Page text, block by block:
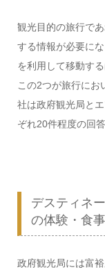
観光目的の旅行で
する情報が必要に
を利用して移動する
この2つが旅行にお
社は政府観光局と
ぞれ20件程度の回答
デスティネ
の体験・食事
政府観光局には富